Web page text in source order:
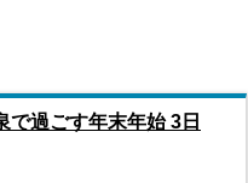
過ごす年末年始 3日